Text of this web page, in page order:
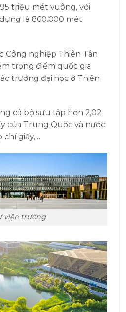
triệu mét vuông, với
là 860.000 mét
Công nghiệp Thiên Tân
trọng điểm quốc gia
trường đại học ở Thiên
có bộ sưu tập hơn 2,02
của Trung Quốc và nước
chí giấy,…
viện trường